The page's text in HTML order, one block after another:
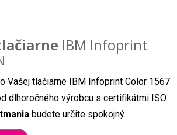
IBM Infoprint
Vašej tlačiarne IBM Infoprint Color 1567
dlhoročného výrobcu s certifikátmi ISO.
budete určite spokojný.